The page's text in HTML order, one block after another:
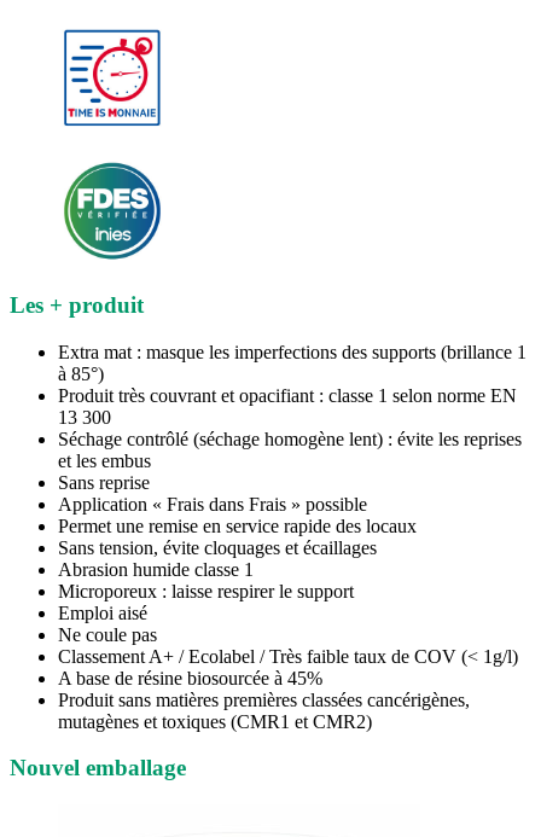
Les + produit
Extra mat : masque les imperfections des supports (brillance 1
à 85°)
Produit très couvrant et opacifiant : classe 1 selon norme EN
13 300
Séchage contrôlé (séchage homogène lent) : évite les reprises
et les embus
Sans reprise
Application « Frais dans Frais » possible
Permet une remise en service rapide des locaux
Sans tension, évite cloquages et écaillages
Abrasion humide classe 1
Microporeux : laisse respirer le support
Emploi aisé
Ne coule pas
Classement A+ / Ecolabel / Très faible taux de COV (< 1g/l)
A base de résine biosourcée à 45%
Produit sans matières premières classées cancérigènes,
mutagènes et toxiques (CMR1 et CMR2)
Nouvel emballage